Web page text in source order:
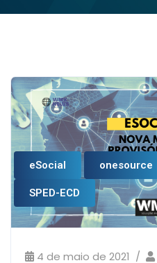
eSocial onesource
SPED-ECD
4 de maio de 2021